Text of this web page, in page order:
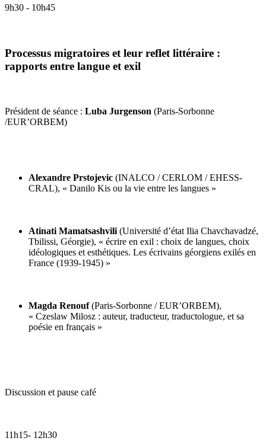
9h30 - 10h45
Processus migratoires et leur reflet littéraire :
rapports entre langue et exil
Président de séance : Luba Jurgenson (Paris-Sorbonne
/EUR’ORBEM)
Alexandre Prstojevic (INALCO / CERLOM / EHESS-
CRAL), « Danilo Kis ou la vie entre les langues »
Atinati Mamatsashvili(Université d’état Ilia Chavchavadzé,
Tbilissi, Géorgie), « écrire en exil : choix de langues, choix
idéologiques et esthétiques. Les écrivains géorgiens exilés en
France (1939-1945) »
Magda Renouf(Paris-Sorbonne / EUR’ORBEM),
« Czeslaw Milosz : auteur, traducteur, traductologue, et sa
poésie en français »
Discussion et pause café
11h15- 12h30